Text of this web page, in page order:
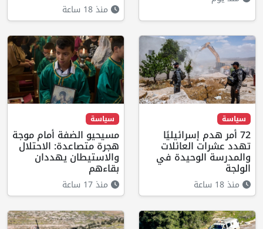
منذ 18 ساعة
سياسة
72 أمر هدم إسرائيليًا
تهدد عشرات العائلات
والمدرسة الوحيدة في
الولجة
منذ 18 ساعة
سياسة
مسيحيو الضفة أمام موجة
هجرة متصاعدة: الاحتلال
والاستيطان يهددان
بقاءهم
منذ 17 ساعة